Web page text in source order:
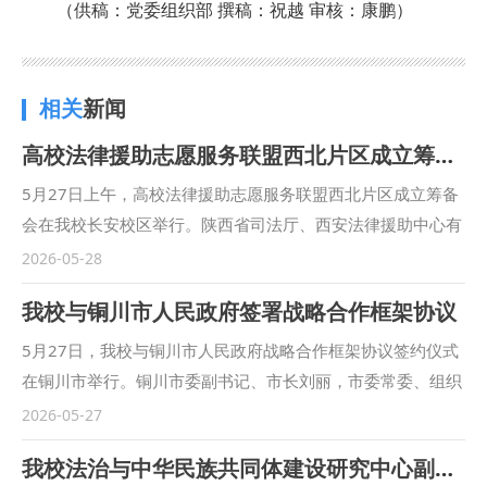
（供稿：党委组织部 撰稿：祝越 审核：康鹏）
相关新闻
高校法律援助志愿服务联盟西北片区成立筹备会在我校举行
5月27日上午，高校法律援助志愿服务联盟西北片区成立筹备
会在我校长安校区举行。陕西省司法厅、西安法律援助中心有
关负责同志来校参会。校党委副书记郭武军、副校长张荣刚出
席会议，校团委全体干部参加会议。 会上，郭武军、张荣刚
分别介绍了我校在法律援助志愿服务、实践教学与阵地建设等
方面的工作情况。司法厅及法援中心参会同志就联盟成立表示
支持，并介绍了陕西省目前此项工作各项成果，最后就联盟成
立提出了指导性意见。 作为全国法律援助志愿服务联盟西北
片区牵头高校，我校将切实履行牵头职责，做好成立大会的各
项筹备工作，全力以赴办好大会。 （供稿：校团委 撰稿：赵
2026-05-28
我校与铜川市人民政府签署战略合作框架协议
5月27日，我校与铜川市人民政府战略合作框架协议签约仪式
在铜川市举行。铜川市委副书记、市长刘丽，市委常委、组织
部部长王廷栋，校党委书记赵万东、副校长常安出席活动。铜
川市政府党组成员、副市长李鹏主持会议。 王廷栋介绍了铜
川市发展情况，常安介绍了调研目的及双方合作情况，铜川市
2026-05-27
我校法治与中华民族共同体建设研究中心副主任倪文艳应邀为“陈仓发展讲坛”作专题辅导